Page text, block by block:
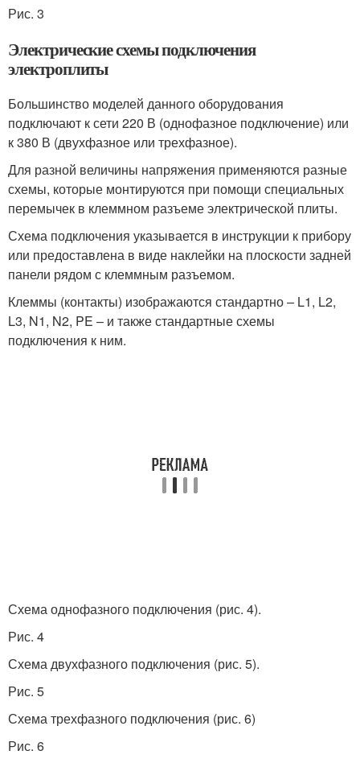
Рис. 3
Электрические схемы подключения
электроплиты
Большинство моделей данного оборудования
подключают к сети 220 В (однофазное подключение) или
к 380 В (двухфазное или трехфазное).
Для разной величины напряжения применяются разные
схемы, которые монтируются при помощи специальных
перемычек в клеммном разъеме электрической плиты.
Схема подключения указывается в инструкции к прибору
или предоставлена в виде наклейки на плоскости задней
панели рядом с клеммным разъемом.
Клеммы (контакты) изображаются стандартно – L1, L2,
L3, N1, N2, PE – и также стандартные схемы
подключения к ним.
Схема однофазного подключения (рис. 4).
Рис. 4
Схема двухфазного подключения (рис. 5).
Рис. 5
Схема трехфазного подключения (рис. 6)
Рис. 6